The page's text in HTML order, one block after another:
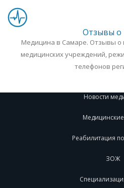
Отзывы о
Медицина в Самаре. Отзывы о
медицинских учреждений,
телефонов
Новости
Реабилитация
ЗОЖ